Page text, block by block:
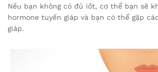
Nếu bạn không có đủ iốt, cơ thể bạn sẽ
hormone tuyến giáp và bạn có thể gặp
giáp.